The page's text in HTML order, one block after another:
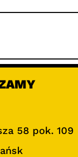
58 pok. 109